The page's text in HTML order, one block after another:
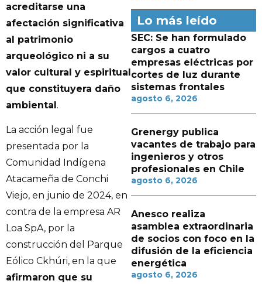
acreditarse una
afectación significativa
al patrimonio
arqueológico ni a su
valor cultural y espiritual
que constituyera daño
ambiental.
La acción legal fue
presentada por la
Comunidad Indígena
Atacameña de Conchi
Viejo, en junio de 2024, en
contra de la empresa AR
Loa SpA, por la
construcción del Parque
Eólico Ckhúri, en la que
afirmaron que su
Lo más leído
SEC: Se han formulado
cargos a cuatro
empresas eléctricas por
cortes de luz durante
sistemas frontales
agosto 6, 2026
Grenergy publica
vacantes de trabajo para
ingenieros y otros
profesionales en Chile
agosto 6, 2026
Anesco realiza
asamblea extraordinaria
de socios con foco en la
difusión de la eficiencia
energética
agosto 6, 2026